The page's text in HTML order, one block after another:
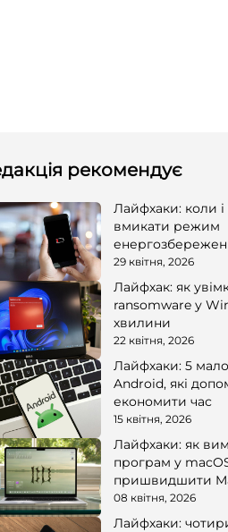
рекомендує
Лайфхаки: коли
вмикати режим
29 квітня, 2026
Лайфхак: як
ransomware у
хвилини
22 квітня, 2026
Лайфхаки: 5
Android, які
економити час
15 квітня, 2026
Лайфхаки: як
програм у
пришвидшити
08 квітня, 2026
Лайфхаки: